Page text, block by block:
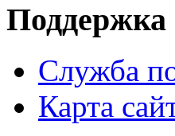
Поддержка
Служба
Карта